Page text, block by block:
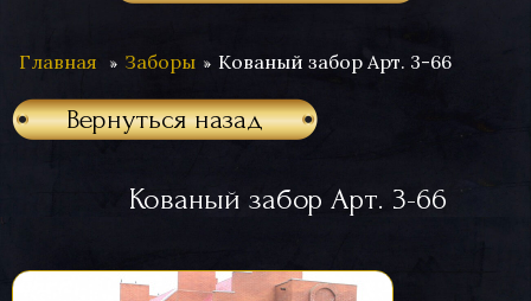
Главная Заборы Кованый забор Арт. 3-66
Вернуться назад
Кованый забор Арт. 3-66